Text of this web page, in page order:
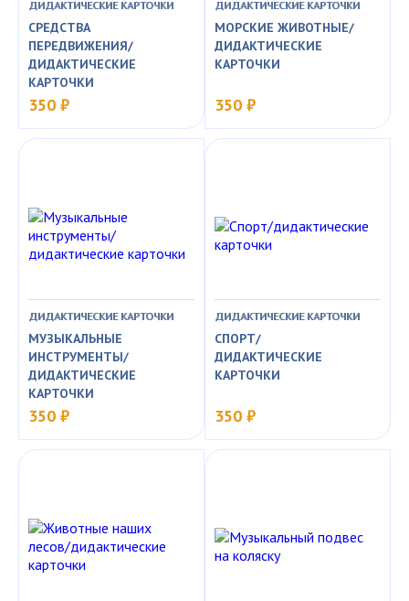
ДИДАКТИЧЕСКИЕ КАРТОЧКИ
СРЕДСТВА
ПЕРЕДВИЖЕНИЯ/
ДИДАКТИЧЕСКИЕ
КАРТОЧКИ
350 ₽
ДИДАКТИЧЕСКИЕ КАРТОЧКИ
МОРСКИЕ ЖИВОТНЫЕ/
ДИДАКТИЧЕСКИЕ
КАРТОЧКИ
350 ₽
ДИДАКТИЧЕСКИЕ КАРТОЧКИ
МУЗЫКАЛЬНЫЕ
ИНСТРУМЕНТЫ/
ДИДАКТИЧЕСКИЕ
КАРТОЧКИ
350 ₽
ДИДАКТИЧЕСКИЕ КАРТОЧКИ
СПОРТ/
ДИДАКТИЧЕСКИЕ
КАРТОЧКИ
350 ₽